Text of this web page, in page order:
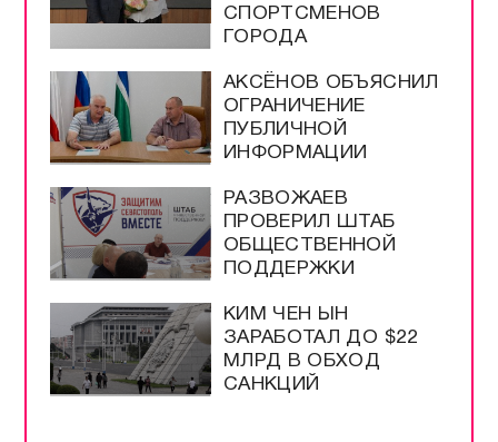
СПОРТСМЕНОВ
ГОРОДА
АКСЁНОВ ОБЪЯСНИЛ
ОГРАНИЧЕНИЕ
ПУБЛИЧНОЙ
ИНФОРМАЦИИ
РАЗВОЖАЕВ
ПРОВЕРИЛ ШТАБ
ОБЩЕСТВЕННОЙ
ПОДДЕРЖКИ
КИМ ЧЕН ЫН
ЗАРАБОТАЛ ДО $22
МЛРД В ОБХОД
САНКЦИЙ